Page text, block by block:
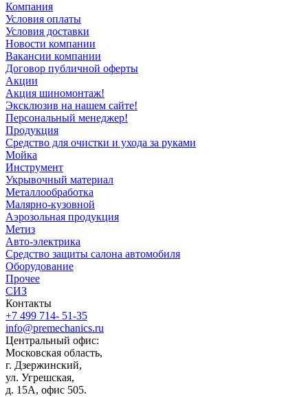
Компания
Условия оплаты
Условия доставки
Новости компании
Вакансии компании
Договор публичной оферты
Акции
Акция шиномонтаж!
Эксклюзив на нашем сайте!
Персональный менеджер!
Продукция
Средство для очистки и ухода за руками
Мойка
Инструмент
Укрывочный материал
Металлообработка
Малярно-кузовной
Аэрозольная продукция
Метиз
Авто-электрика
Средство защиты салона автомобиля
Оборудование
Прочее
СИЗ
Контакты
+7 499 714- 51-35
info@premechanics.ru
Центральный офис:
Московская область,
г. Дзержинский,
ул. Угрешская,
д. 15А, офис 505.